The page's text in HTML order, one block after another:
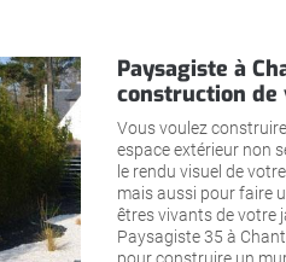
Paysagiste à
construction de
Vous voulez
espace extérieur non
le rendu visuel de
mais aussi pour faire
êtres vivants de votre
Paysagiste 35 à